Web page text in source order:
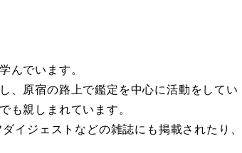
んでいます。
、原宿の路上で鑑定を中心に活動をしてい
も親しまれています。
イジェストなどの雑誌にも掲載されたり、